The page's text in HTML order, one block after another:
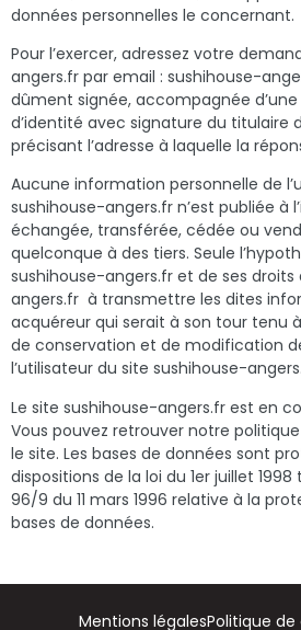
données personnelles le concernant.
Pour l’exercer, adressez votre
angers.fr par email : sushihouse-
dûment signée, accompagnée
d’identité avec signature du titulaire
précisant l’adresse à laquelle la
Aucune information personnelle de
sushihouse-angers.fr n’est publiée à
échangée, transférée, cédée ou
quelconque à des tiers. Seule
sushihouse-angers.fr et de ses
angers.fr à transmettre les dites
acquéreur qui serait à son tour tenu
de conservation et de modification
l’utilisateur du site sushihouse-
Le site sushihouse-angers.fr est en
Vous pouvez retrouver notre
le site. Les bases de données sont
dispositions de la loi du 1er juillet
96/9 du 11 mars 1996 relative à la
bases de données.
Mentions légalesPolitique